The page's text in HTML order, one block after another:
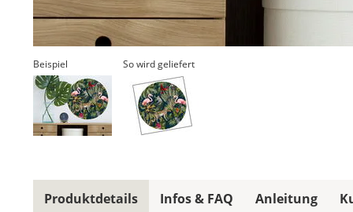
Beispiel So wird geliefert
Produktdetails Infos & FAQ Anleitung